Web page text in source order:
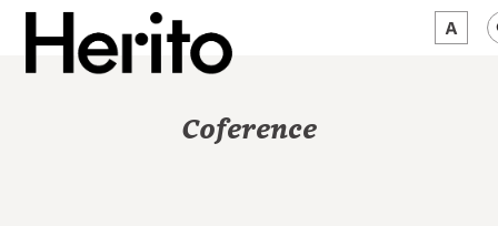
Coference